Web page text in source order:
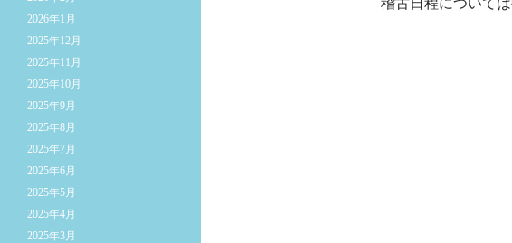
稽古日程については毎月
2026年1月
2025年12月
2025年11月
2025年10月
2025年9月
2025年8月
2025年7月
2025年6月
2025年5月
2025年4月
2025年3月